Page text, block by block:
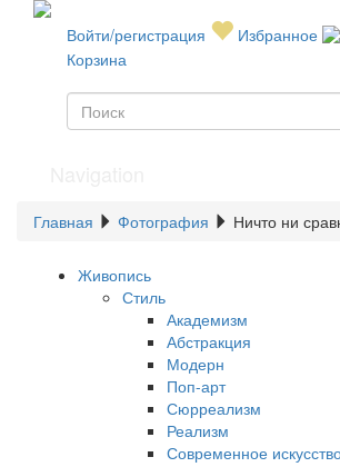
Войти/регистрация
Избранное
Корзина
Главная Фотография Ничто ни
Живопись
Стиль
Академизм
Абстракция
Модерн
Поп-арт
Сюрреализм
Реализм
Современное